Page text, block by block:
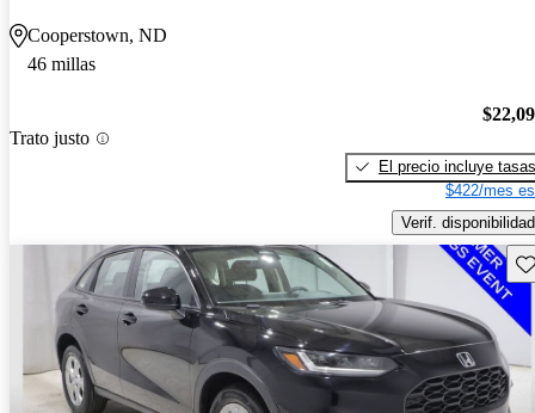
Cooperstown, ND
46 millas
Trato justo
El precio incluye tasas
$422/mes
Verif. disponibilidad